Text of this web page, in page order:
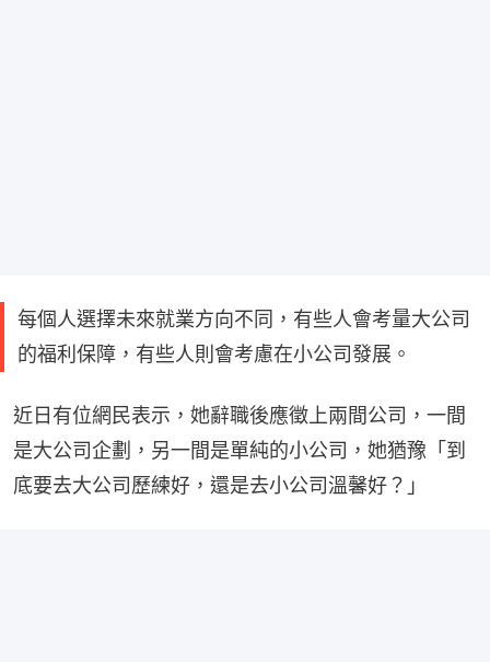
每個人選擇未來就業方向不同，有些人會考量大公司
的福利保障，有些人則會考慮在小公司發展。
近日有位網民表示，她辭職後應徵上兩間公司，一間
是大公司企劃，另一間是單純的小公司，她猶豫「到
底要去大公司歷練好，還是去小公司溫馨好？」